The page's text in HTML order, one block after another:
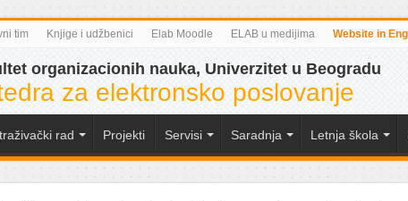
tim Knjige i udžbenici Elab Moodle ELAB u medijima Website in
organizacionih nauka, Univerzitet u Beogradu
za elektronsko poslovanje
rad Projekti Servisi Saradnja Letnja škola